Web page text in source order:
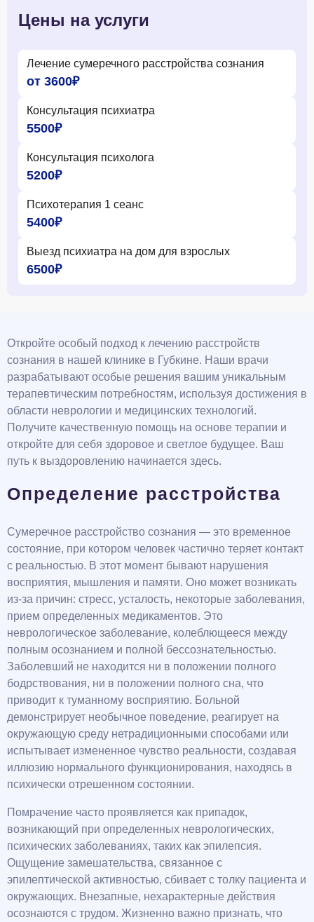
Цены на услуги
Лечение сумеречного расстройства сознания
от 3600₽
Консультация психиатра
5500₽
Консультация психолога
5200₽
Психотерапия 1 сеанс
5400₽
Выезд психиатра на дом для взрослых
6500₽
Откройте особый подход к лечению расстройств
сознания в нашей клинике в Губкине. Наши врачи
разрабатывают особые решения вашим уникальным
терапевтическим потребностям, используя достижения в
области неврологии и медицинских технологий.
Получите качественную помощь на основе терапии и
откройте для себя здоровое и светлое будущее. Ваш
путь к выздоровлению начинается здесь.
Определение расстройства
Сумеречное расстройство сознания — это временное
состояние, при котором человек частично теряет контакт
с реальностью. В этот момент бывают нарушения
восприятия, мышления и памяти. Оно может возникать
из-за причин: стресс, усталость, некоторые заболевания,
прием определенных медикаментов. Это
неврологическое заболевание, колеблющееся между
полным осознанием и полной бессознательностью.
Заболевший не находится ни в положении полного
бодрствования, ни в положении полного сна, что
приводит к туманному восприятию. Больной
демонстрирует необычное поведение, реагирует на
окружающую среду нетрадиционными способами или
испытывает измененное чувство реальности, создавая
иллюзию нормального функционирования, находясь в
психически отрешенном состоянии.
Помрачение часто проявляется как припадок,
возникающий при определенных неврологических,
психических заболеваниях, таких как эпилепсия.
Ощущение замешательства, связанное с
эпилептической активностью, сбивает с толку пациента и
окружающих. Внезапные, нехарактерные действия
осознаются с трудом. Жизненно важно признать, что